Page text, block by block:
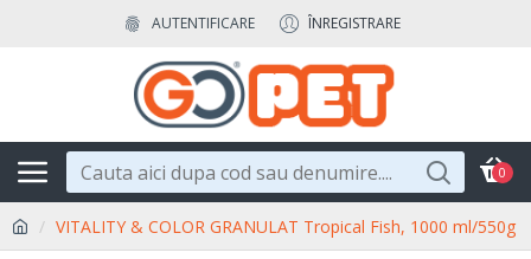
AUTENTIFICARE ÎNREGISTRARE
0
VITALITY & COLOR GRANULAT Tropical Fish, 1000 ml/550g